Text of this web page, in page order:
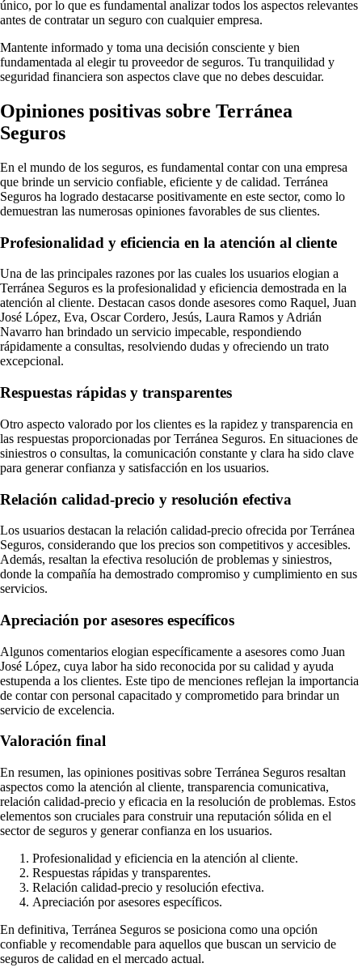
único, por lo que es fundamental analizar todos los aspectos relevantes
antes de contratar un seguro con cualquier empresa.
Mantente informado y toma una decisión consciente y bien
fundamentada al elegir tu proveedor de seguros. Tu tranquilidad y
seguridad financiera son aspectos clave que no debes descuidar.
Opiniones positivas sobre Terránea
Seguros
En el mundo de los seguros, es fundamental contar con una empresa
que brinde un servicio confiable, eficiente y de calidad. Terránea
Seguros ha logrado destacarse positivamente en este sector, como lo
demuestran las numerosas opiniones favorables de sus clientes.
Profesionalidad y eficiencia en la atención al cliente
Una de las principales razones por las cuales los usuarios elogian a
Terránea Seguros es la profesionalidad y eficiencia demostrada en la
atención al cliente. Destacan casos donde asesores como Raquel, Juan
José López, Eva, Oscar Cordero, Jesús, Laura Ramos y Adrián
Navarro han brindado un servicio impecable, respondiendo
rápidamente a consultas, resolviendo dudas y ofreciendo un trato
excepcional.
Respuestas rápidas y transparentes
Otro aspecto valorado por los clientes es la rapidez y transparencia en
las respuestas proporcionadas por Terránea Seguros. En situaciones de
siniestros o consultas, la comunicación constante y clara ha sido clave
para generar confianza y satisfacción en los usuarios.
Relación calidad-precio y resolución efectiva
Los usuarios destacan la relación calidad-precio ofrecida por Terránea
Seguros, considerando que los precios son competitivos y accesibles.
Además, resaltan la efectiva resolución de problemas y siniestros,
donde la compañía ha demostrado compromiso y cumplimiento en sus
servicios.
Apreciación por asesores específicos
Algunos comentarios elogian específicamente a asesores como Juan
José López, cuya labor ha sido reconocida por su calidad y ayuda
estupenda a los clientes. Este tipo de menciones reflejan la importancia
de contar con personal capacitado y comprometido para brindar un
servicio de excelencia.
Valoración final
En resumen, las opiniones positivas sobre Terránea Seguros resaltan
aspectos como la atención al cliente, transparencia comunicativa,
relación calidad-precio y eficacia en la resolución de problemas. Estos
elementos son cruciales para construir una reputación sólida en el
sector de seguros y generar confianza en los usuarios.
Profesionalidad y eficiencia en la atención al cliente.
Respuestas rápidas y transparentes.
Relación calidad-precio y resolución efectiva.
Apreciación por asesores específicos.
En definitiva, Terránea Seguros se posiciona como una opción
confiable y recomendable para aquellos que buscan un servicio de
seguros de calidad en el mercado actual.